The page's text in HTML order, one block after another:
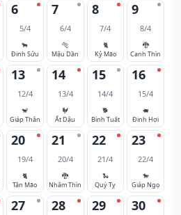
6
5/4
🐂
Đinh Sửu
7
6/4
🐅
Mậu Dần
8
7/4
🐈
Kỷ Mão
9
8/4
🐉
Canh Thìn
13
12/4
🐒
Giáp Thân
14
13/4
🐓
Ất Dậu
15
14/4
🐕
Bính Tuất
16
15/4
🐖
Đinh Hợi
20
19/4
🐈
Tân Mão
21
20/4
🐉
Nhâm Thìn
22
21/4
🐍
Quý Tỵ
23
22/4
🐎
Giáp Ngọ
27 28 29 30